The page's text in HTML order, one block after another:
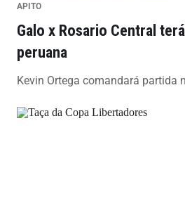
APITO
Galo x Rosario Central
peruana
Kevin Ortega comandará partida